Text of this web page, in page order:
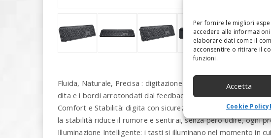
Per fornire le migliori
accedere alle
elaborare dati come il
acconsentire o ritirare il
funzioni.
Accetta
Cookie Policy
Fluida, Naturale, Precisa : digitazione ottimale PerfectStroke,
dita e i bordi arrotondati dal feedback soddisfacente ovunque
Comfort e Stabilità: digita con sicurezza sulla tastiera piatta
la stabilità riduce il rumore e sentirai, senza però udire, ‎ogni
Illuminazione Intelligente: i tasti si illuminano nel momento in